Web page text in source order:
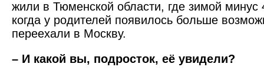
жили в Тюменской области, где зимой минус
когда у родителей появилось больше
переехали в Москву.
– И какой вы, подросток, её увидели?